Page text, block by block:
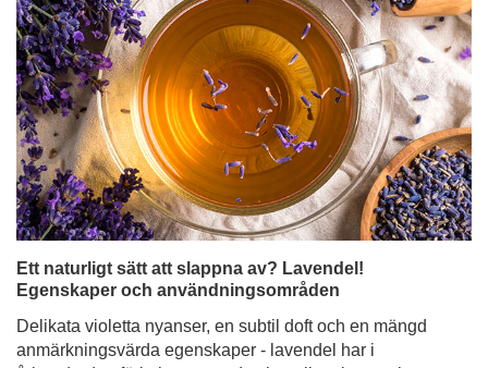
Ett naturligt sätt att slappna av? Lavendel!
Egenskaper och användningsområden
Delikata violetta nyanser, en subtil doft och en mängd
anmärkningsvärda egenskaper - lavendel har i